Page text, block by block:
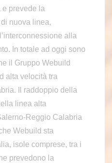
e prevede la
nuova linea,
alla
In totale ad oggi sono
il Gruppo Webuild
alta velocità tra
Il raddoppio della
linea alta
Reggio Calabria
Webuild sta
isole comprese, tra i
prevedono la